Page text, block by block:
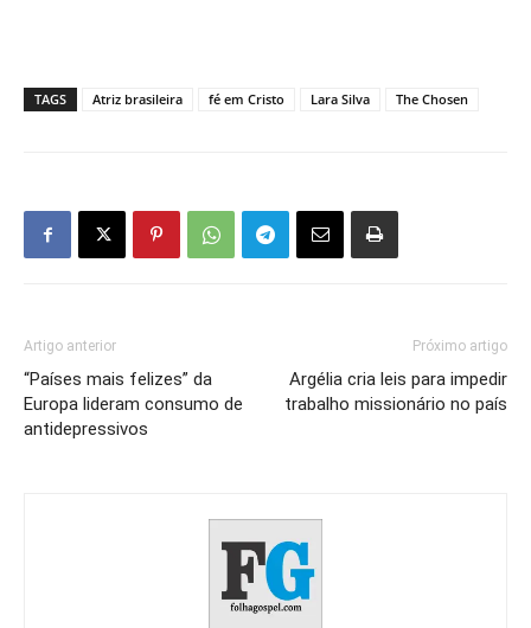
TAGS Atriz brasileira fé em Cristo Lara Silva The Chosen
Artigo anterior
“Países mais felizes” da
Europa lideram consumo de
antidepressivos
Próximo artigo
Argélia cria leis para impedir
trabalho missionário no país